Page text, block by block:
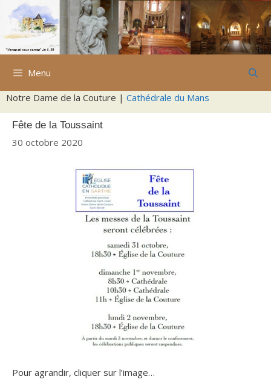
Aller
contenu
Menu
Notre Dame de la Couture | Cathédrale du Mans
Fête de la Toussaint
30 octobre 2020
Pour agrandir, cliquer sur l’image…